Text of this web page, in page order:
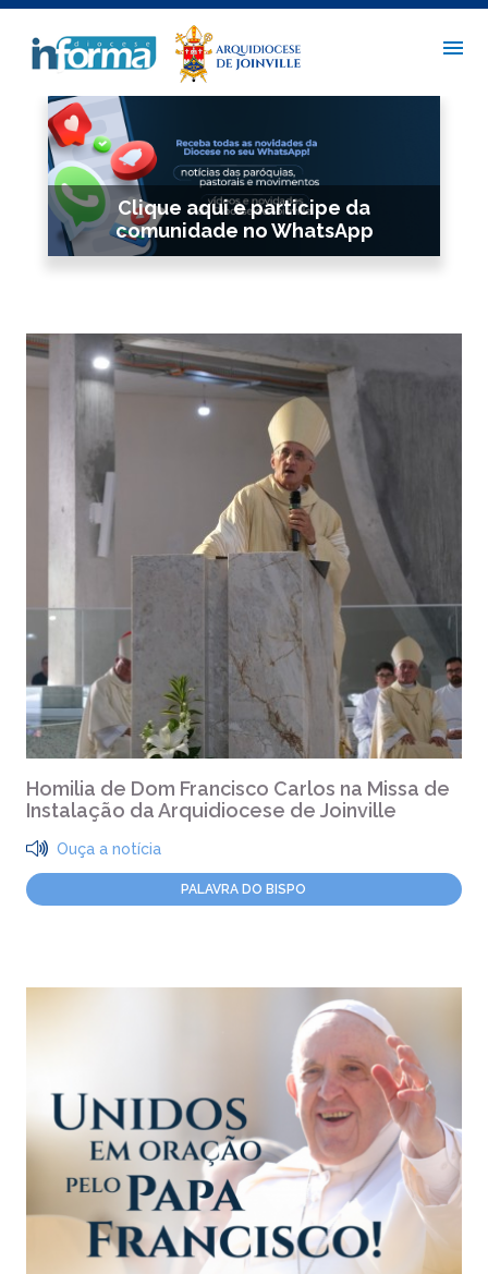
Clique aqui e participe da
comunidade no WhatsApp
Homilia de Dom Francisco Carlos na Missa de
Instalação da Arquidiocese de Joinville
Ouça a notícia
PALAVRA DO BISPO